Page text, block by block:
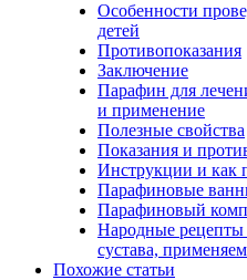
Особенности
детей
Противопоказания
Заключение
Парафин для
и применение
Полезные свойства
Показания и
Инструкции и как
Парафиновые
Парафиновый
Народные рецепты
сустава,
Похожие статьи